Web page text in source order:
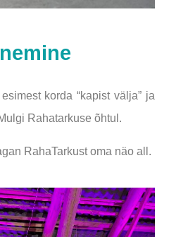
korda “kapist välja” ja
Rahatarkuse õhtul.
RahaTarkust oma näo all.